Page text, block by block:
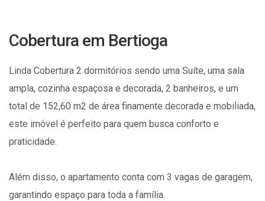
Cobertura em Bertioga
Linda Cobertura 2 dormitórios sendo uma Suíte, uma sala
ampla, cozinha espaçosa e decorada, 2 banheiros, e um
total de 152,60 m2 de área finamente decorada e mobiliada,
este imóvel é perfeito para quem busca conforto e
praticidade.
Além disso, o apartamento conta com 3 vagas de garagem,
garantindo espaço para toda a família.